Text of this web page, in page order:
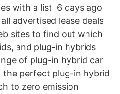
with a list 6 days ago
advertised lease deals
sites to find out which
and plug-in hybrids
of plug-in hybrid car
the perfect plug-in hybrid
to zero emission